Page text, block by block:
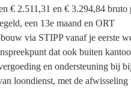
€ 2.511,31 en € 3.294,84
een 13e maand en ORT
via STIPP vanaf je eerste
dat ook buiten
en ondersteuning bij
loondienst, met de